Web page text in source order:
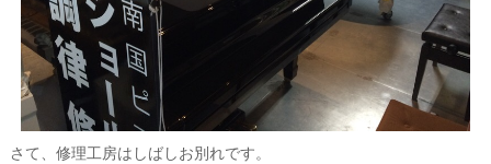
さて、修理工房はしばしお別れです。